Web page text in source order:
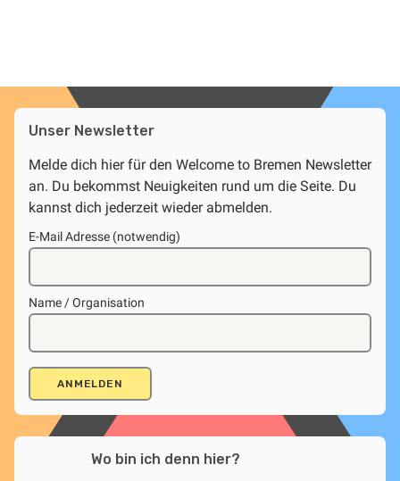
Unser Newsletter
Melde dich hier für den Welcome to Bremen Newsletter
an. Du bekommst Neuigkeiten rund um die Seite. Du
kannst dich jederzeit wieder abmelden.
E-Mail Adresse (notwendig)
Name / Organisation
Wo bin ich denn hier?